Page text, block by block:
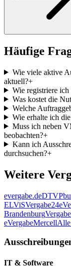
Häufige
Wie viele aktive
aktuell?+
Wie registriere
Was kostet die
Welche
Wie erhalte ich
Muss ich neben
beobachten?+
Kann ich
durchsuchen?+
Weitere
evergabe.deDTVP
ELViSVergabe24
Brandenburg
eVergabeMercellAlle
IT & Software